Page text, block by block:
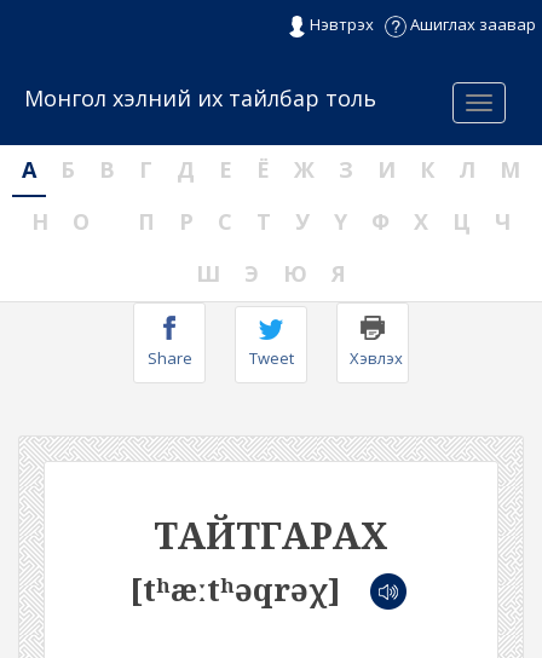
Нэвтрэх Ашиглах заавар
Menu
Монгол хэлний их тайлбар толь
А Б В Г Д Е Ё Ж З И К Л
М
Н
О П Р С Т У Ү Ф Х Ц
Ч
Ш
Э Ю Я
Share Tweet Хэвлэх
ТАЙТГАРАХ
[tʰæːtʰəqrəχ]